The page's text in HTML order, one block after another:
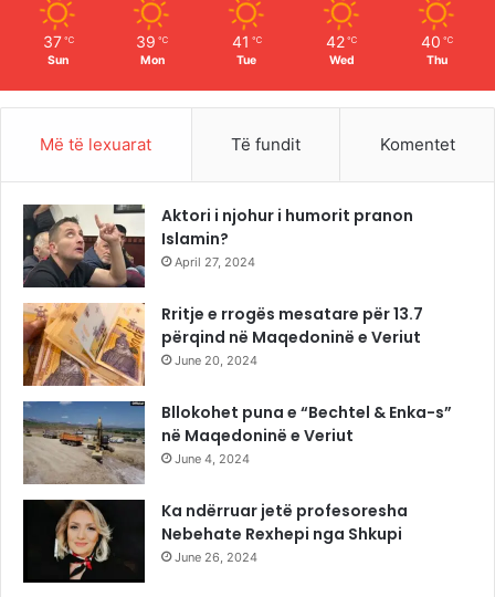
37 ℃
Sun
39 ℃
Mon
41 ℃
Tue
42 ℃
Wed
40 ℃
Thu
Më të lexuarat Të fundit Komentet
Aktori i njohur i humorit pranon
Islamin?
April 27, 2024
Rritje e rrogës mesatare për 13.7
përqind në Maqedoninë e Veriut
June 20, 2024
Bllokohet puna e “Bechtel & Enka-s”
në Maqedoninë e Veriut
June 4, 2024
Ka ndërruar jetë profesoresha
Nebehate Rexhepi nga Shkupi
June 26, 2024